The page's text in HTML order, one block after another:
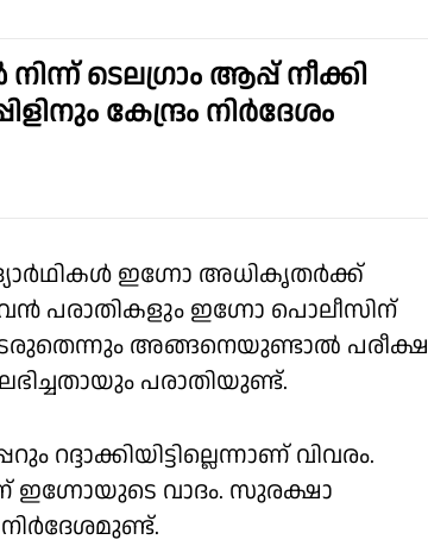
നിന്ന് ടെലഗ്രാം ആപ്പ് നീക്കി
കേന്ദ്രം നിർദേശം
ഇഗ്നോ അധികൃതര്‍ക്ക്
പരാതികളും ഇഗ്നോ പൊലീസിന്
അങ്ങനെയുണ്ടാല്‍ പരീക്ഷ
പരാതിയുണ്ട്.
വിവരം.
ഇഗ്നോയുടെ വാദം. സുരക്ഷാ